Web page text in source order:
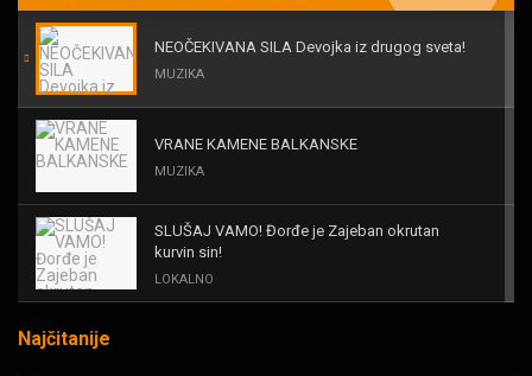
NEOČEKIVANA SILA Devojka iz drugog sveta!
MUZIKA
VRANE KAMENE BALKANSKE
MUZIKA
SLUŠAJ VAMO! Đorđe je Zajeban okrutan
kurvin sin!
LOKALNO
Najčitanije